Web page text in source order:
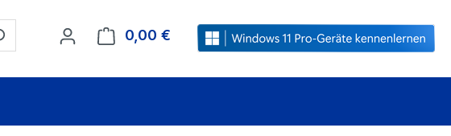
0,00 € Warenkorb enthält 0 Positionen. Der